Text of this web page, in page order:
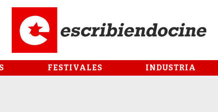
FESTIVALES INDUSTRIA